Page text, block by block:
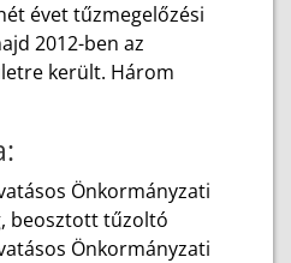
évet tűzmegelőzési
2012-ben az
került. Három
Önkormányzati
beosztott tűzoltó
Önkormányzati